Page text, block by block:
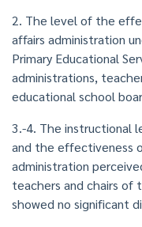
2. The level of the
affairs administration
Primary Educational
administrations,
educational school
3.-4. The instructional
and the effectiveness
administration
teachers and chairs of
showed no significant